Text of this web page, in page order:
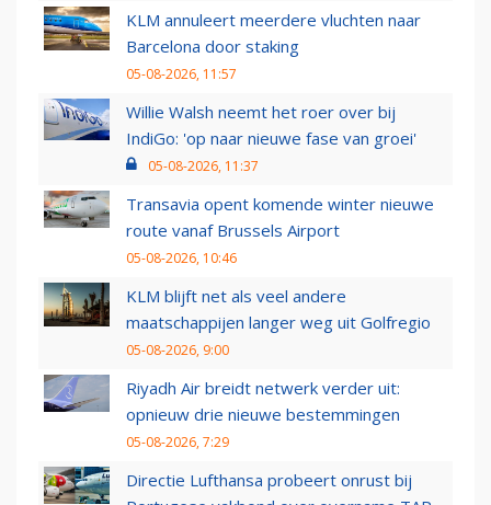
KLM annuleert meerdere vluchten naar
Barcelona door staking
05-08-2026, 11:57
Willie Walsh neemt het roer over bij
IndiGo: 'op naar nieuwe fase van groei'
05-08-2026, 11:37
Transavia opent komende winter nieuwe
route vanaf Brussels Airport
05-08-2026, 10:46
KLM blijft net als veel andere
maatschappijen langer weg uit Golfregio
05-08-2026, 9:00
Riyadh Air breidt netwerk verder uit:
opnieuw drie nieuwe bestemmingen
05-08-2026, 7:29
Directie Lufthansa probeert onrust bij